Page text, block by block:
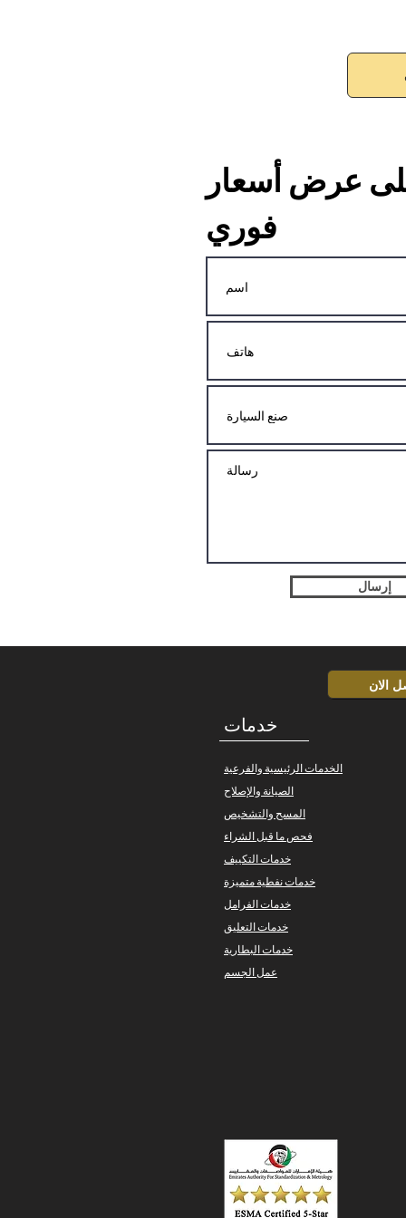
عرض أسعار
فوري
إرسال
الان
خدمات
الخدمات الرئيسية والفرعية
الصيانة والإصلاح
المسح والتشخيص
فحص ما قبل الشراء
خدمات التكييف
خدمات نفطية متميزة
خدمات الفرامل
خدمات التعليق
خدمات البطارية
عمل الجسم